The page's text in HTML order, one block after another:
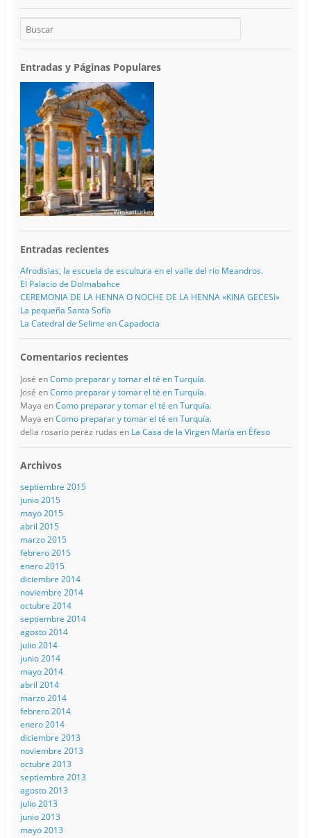
Entradas y Páginas Populares
Entradas recientes
Afrodisias, la escuela de escultura en el valle del rio Meandros.
El Palacio de Dolmabahce
CEREMONIA DE LA HENNA O NOCHE DE LA HENNA «KINA GECESI»
La pequeña Santa Sofía
La Catedral de Selime en Capadocia
Comentarios recientes
José enComo preparar y tomar el té en Turquía.
José enComo preparar y tomar el té en Turquía.
Maya enComo preparar y tomar el té en Turquía.
Maya enComo preparar y tomar el té en Turquía.
delia rosario perez rudas en La Casa de la Virgen María en Éfeso
Archivos
septiembre 2015
junio 2015
mayo 2015
abril 2015
marzo 2015
febrero 2015
enero 2015
diciembre 2014
noviembre 2014
octubre 2014
septiembre 2014
agosto 2014
julio 2014
junio 2014
mayo 2014
abril 2014
marzo 2014
febrero 2014
enero 2014
diciembre 2013
noviembre 2013
octubre 2013
septiembre 2013
agosto 2013
julio 2013
junio 2013
mayo 2013